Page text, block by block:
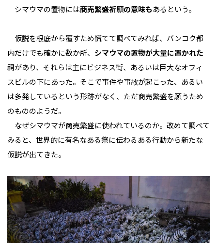
シマウマの置物には商売繁盛祈願の意味もあるという。
仮説を根底から覆すため慌てて調べてみれば、バンコク都
内だけでも確かに数か所、 シマウマの置物が大量に置かれた
祠があり、それらは主にビジネス街、あるいは巨大なオフィ
スビルの下にあった。そこで事件や事故が起こった、あるい
は多発しているという形跡がなく、ただ商売繁盛を願うため
のもののようだ。
なぜシマウマが商売繁盛に使われているのか。改めて調べて
みると、世界的に有名なある祭に伝わるある行動から新たな
仮説が出てきた。